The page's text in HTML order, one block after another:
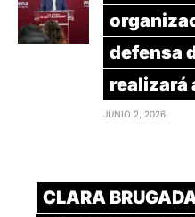
defensa
realizará
JUNIO 2, 2026
CLARA